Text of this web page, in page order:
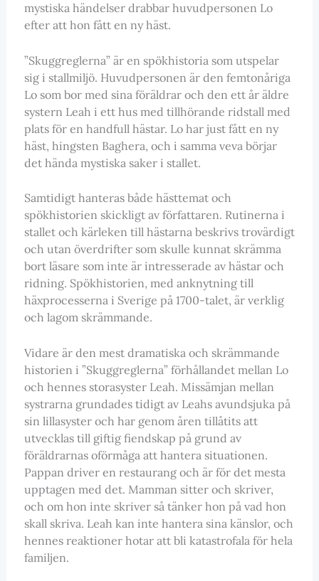
mystiska händelser drabbar huvudpersonen Lo
efter att hon fått en ny häst.
”Skuggreglerna” är en spökhistoria som utspelar
sig i stallmiljö. Huvudpersonen är den femtonåriga
Lo som bor med sina föräldrar och den ett år äldre
systern Leah i ett hus med tillhörande ridstall med
plats för en handfull hästar. Lo har just fått en ny
häst, hingsten Baghera, och i samma veva börjar
det hända mystiska saker i stallet.
Samtidigt hanteras både hästtemat och
spökhistorien skickligt av författaren. Rutinerna i
stallet och kärleken till hästarna beskrivs trovärdigt
och utan överdrifter som skulle kunnat skrämma
bort läsare som inte är intresserade av hästar och
ridning. Spökhistorien, med anknytning till
häxprocesserna i Sverige på 1700-talet, är verklig
och lagom skrämmande.
Vidare är den mest dramatiska och skrämmande
historien i ”Skuggreglerna” förhållandet mellan Lo
och hennes storasyster Leah. Missämjan mellan
systrarna grundades tidigt av Leahs avundsjuka på
sin lillasyster och har genom åren tillåtits att
utvecklas till giftig fiendskap på grund av
föräldrarnas oförmåga att hantera situationen.
Pappan driver en restaurang och är för det mesta
upptagen med det. Mamman sitter och skriver,
och om hon inte skriver så tänker hon på vad hon
skall skriva. Leah kan inte hantera sina känslor, och
hennes reaktioner hotar att bli katastrofala för hela
familjen.